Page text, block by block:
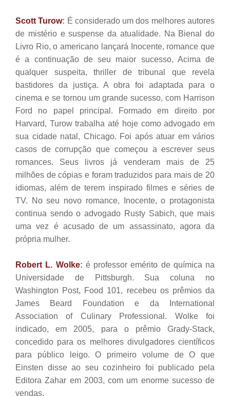
Scott Turow: É considerado um dos melhores autores
de mistério e suspense da atualidade. Na Bienal do
Livro Rio, o americano lançará Inocente, romance que
é a continuação de seu maior sucesso, Acima de
qualquer suspeita, thriller de tribunal que revela
bastidores da justiça. A obra foi adaptada para o
cinema e se tornou um grande sucesso, com Harrison
Ford no papel principal. Formado em direito por
Harvard, Turow trabalha até hoje como advogado em
sua cidade natal, Chicago. Foi após atuar em vários
casos de corrupção que começou a escrever seus
romances. Seus livros já venderam mais de 25
milhões de cópias e foram traduzidos para mais de 20
idiomas, além de terem inspirado filmes e séries de
TV. No seu novo romance, Inocente, o protagonista
continua sendo o advogado Rusty Sabich, que mais
uma vez é acusado de um assassinato, agora da
própria mulher.
Robert L. Wolke: é professor emérito de química na
Universidade de Pittsburgh. Sua coluna no
Washington Post, Food 101, recebeu os prêmios da
James Beard Foundation e da International
Association of Culinary Professional. Wolke foi
indicado, em 2005, para o prêmio Grady-Stack,
concedido para os melhores divulgadores científicos
para público leigo. O primeiro volume de O que
Einsten disse ao seu cozinheiro foi publicado pela
Editora Zahar em 2003, com um enorme sucesso de
vendas.